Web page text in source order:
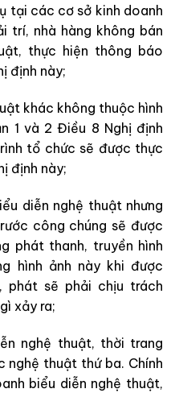
tại các cơ sở kinh doanh
trí, nhà hàng không bán
thực hiện thông báo
định này;
khác không thuộc hình
1 và 2 Điều 8 Nghị định
tổ chức sẽ được thực
định này;
diễn nghệ thuật nhưng
công chúng sẽ được
phát thanh, truyền hình
hình ảnh này khi được
sẽ phải chịu trách
xảy ra;
nghệ thuật, thời trang
nghệ thuật thứ ba. Chính
biểu diễn nghệ thuật,